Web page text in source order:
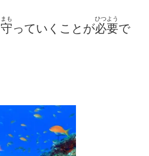
守
まも
っていくことが必要
ひつよう
で